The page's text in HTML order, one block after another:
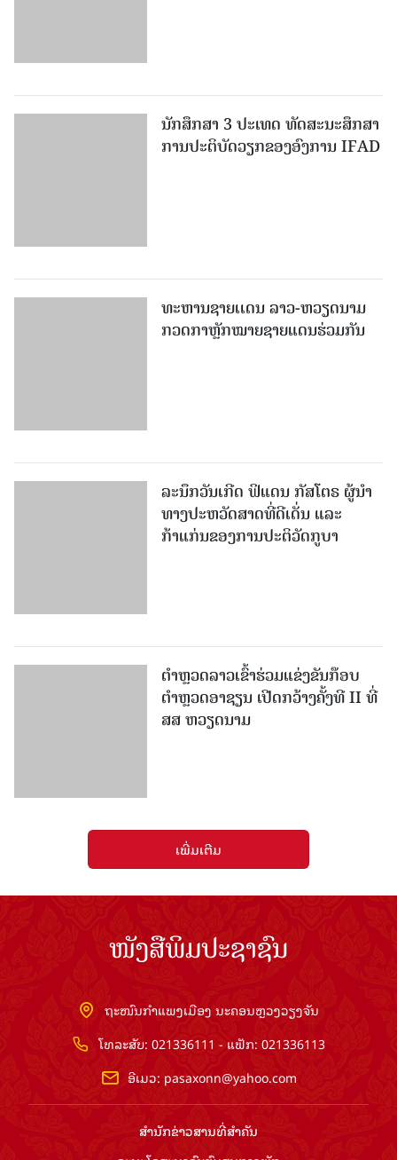
ນັກສຶກສາ 3 ປະເທດ ທັດ​ສະ​ນະ​ສຶກ​ສາ
ການປະຕິບັດວຽກຂອງອົງການ IFAD
ທະຫານຊາຍເເດນ ລາວ-ຫວຽດນາມ
ກວດກາຫຼັກໝາຍຊາຍແດນຮ່ວມກັນ
ລະນຶກວັນເກີດ ຟິແດນ ກັສໂຕຣ ຜູ້ນຳ
ທາງປະຫວັດສາດທີ່ດີເດັ່ນ ແລະ
ກ້າແກ່ນຂອງການປະຕິວັດກູບາ
ຕຳຫຼວດລາວເຂົ້າຮ່ວມແຂ່ງຂັນກ໊ອບ
ຕຳຫຼວດອາຊຽນ ເປີດກວ້າງຄັ້ງທີ II ທີ່
ສສ ຫວຽດນາມ
ເພີ່ມເຕີມ
ໜັງສືພິມປະຊາຊົນ
ຖະໜົນກຳແພງເມືອງ ນະຄອນຫຼວງວຽງຈັນ
ໂທລະສັບ: 021336111 - ແຟັກ: 021336113
ອີເມວ: pasaxonn@yahoo.com
ສຳ​ນັກ​ຂ່າວ​ສານ​ທີ່​ສຳ​ຄັນ​